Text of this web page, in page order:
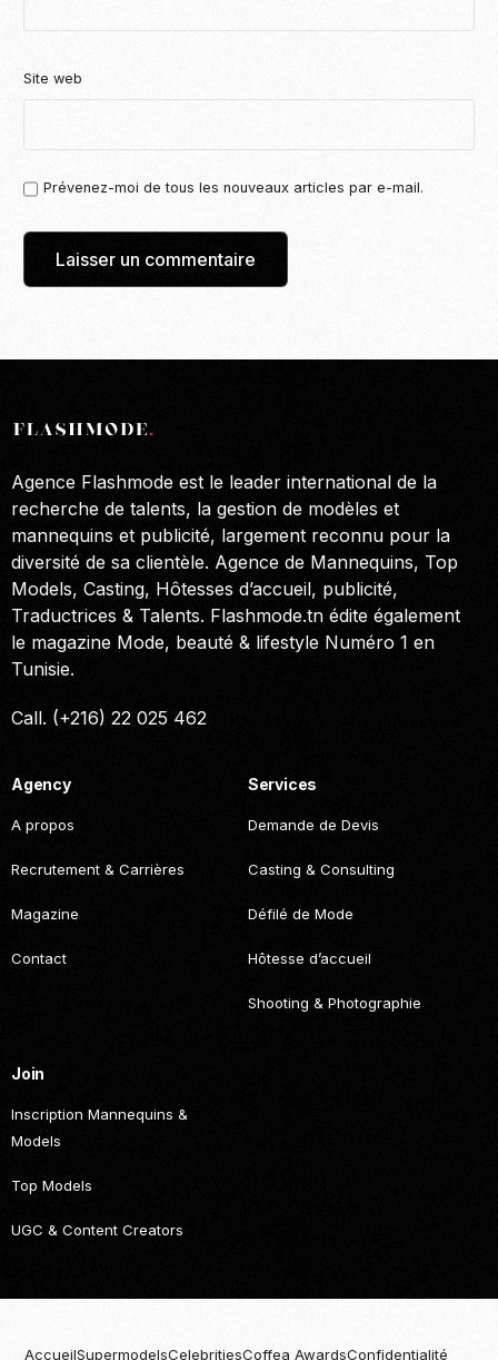
Site web
Prévenez-moi de tous les nouveaux articles par e-mail.
Agence Flashmode est le leader international de la
recherche de talents, la gestion de modèles et
mannequins et publicité, largement reconnu pour la
diversité de sa clientèle. Agence de Mannequins, Top
Models, Casting, Hôtesses d’accueil, publicité,
Traductrices & Talents. Flashmode.tn édite également
le magazine Mode, beauté & lifestyle Numéro 1 en
Tunisie.
Call. (+216) 22 025 462
Agency
A propos
Recrutement & Carrières
Magazine
Contact
Services
Demande de Devis
Casting & Consulting
Défilé de Mode
Hôtesse d’accueil
Shooting & Photographie
Join
Inscription Mannequins &
Models
Top Models
UGC & Content Creators
AccueilSupermodelsCelebritiesCoffea AwardsConfidentialité